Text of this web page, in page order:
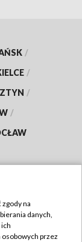
/
/
/
/
na
danych,
przez